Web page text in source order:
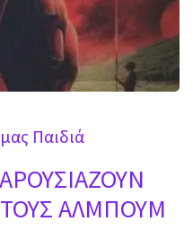
Παιδιά
ΑΛΜΠΟΥΜ